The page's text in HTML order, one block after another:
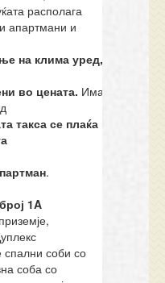
располага
апартмани и
на клима уред,
во цената. Има
такса се плаќа
.
1A
соби со
соба со